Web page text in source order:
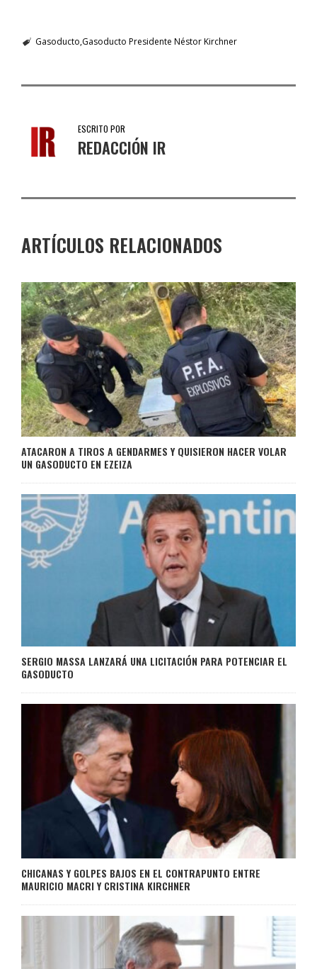
Gasoducto Gasoducto Presidente Néstor Kirchner
ESCRITO POR
REDACCIÓN IR
ARTÍCULOS RELACIONADOS
ATACARON A TIROS A GENDARMES Y QUISIERON HACER VOLAR
UN GASODUCTO EN EZEIZA
SERGIO MASSA LANZARÁ UNA LICITACIÓN PARA POTENCIAR EL
GASODUCTO
CHICANAS Y GOLPES BAJOS EN EL CONTRAPUNTO ENTRE
MAURICIO MACRI Y CRISTINA KIRCHNER